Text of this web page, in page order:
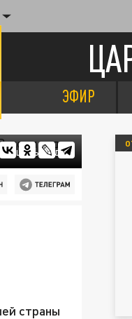
ЭФИР
ЦАРЬГРАДА.
страны